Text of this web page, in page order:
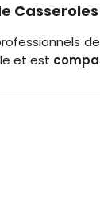
et est